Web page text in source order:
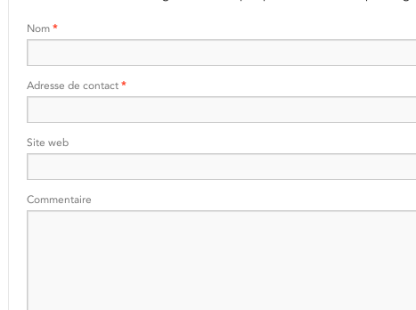
Nom *
Adresse de contact *
Site web
Commentaire